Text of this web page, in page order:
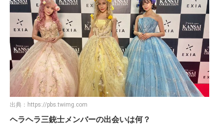
出典： https://pbs.twimg.com
ヘラヘラ三銃士メンバーの出会いは何？